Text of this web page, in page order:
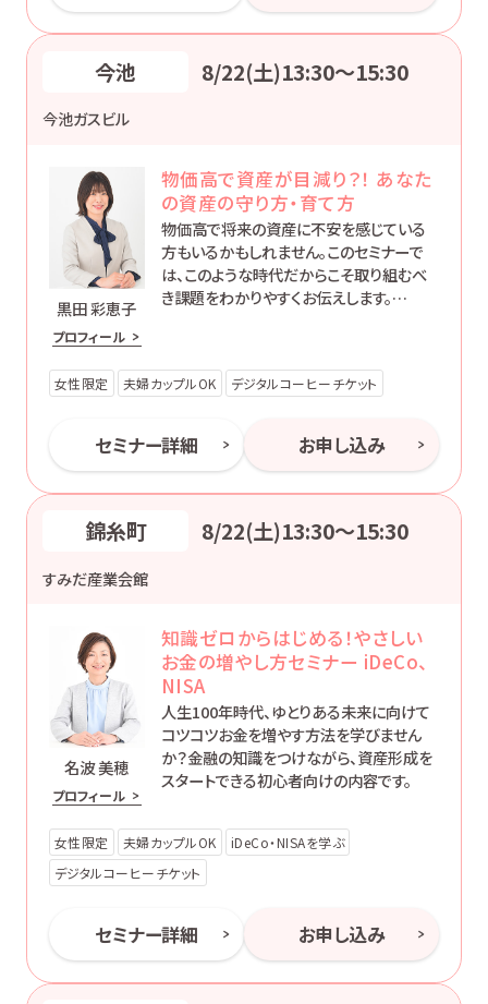
今池 8/22(土)13:30〜15:30
今池ガスビル
黒田 彩恵子
プロフィール
物価高で資産が目減り？！ あなた
の資産の守り方・育て方
物価高で将来の資産に不安を感じている
方もいるかもしれません。このセミナーで
は、このような時代だからこそ取り組むべ
き課題をわかりやすくお伝えします。
う。
女性限定 夫婦カップルOK デジタルコーヒーチケット
セミナー詳細 お申し込み
錦糸町 8/22(土)13:30〜15:30
すみだ産業会館
名波 美穂
プロフィール
知識ゼロからはじめる！やさしい
お金の増やし方セミナー iDeCo、
NISA
人生100年時代、ゆとりある未来に向けて
コツコツお金を増やす方法を学びません
か？金融の知識をつけながら、資産形成を
スタートできる初心者向けの内容です。
女性限定 夫婦カップルOK
iDeCo・NISAを学ぶ
デジタルコーヒーチケット
セミナー詳細 お申し込み